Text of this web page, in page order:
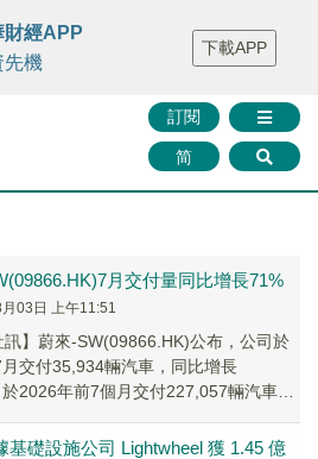
FINMETA 財華證券 媒體矩陣
智庫沙龍
聯絡我們
訂閱
简
財經APP
先機
下載APP
月交付量同比增長71%
03日 上午11:51
訊】蔚來-SW(09866.HK)公布，公司於
交付35,934輛汽車，同比增長
2026年前7個月交付227,057輛汽車，
基礎設施公司 Lightwheel 獲 1.45 億